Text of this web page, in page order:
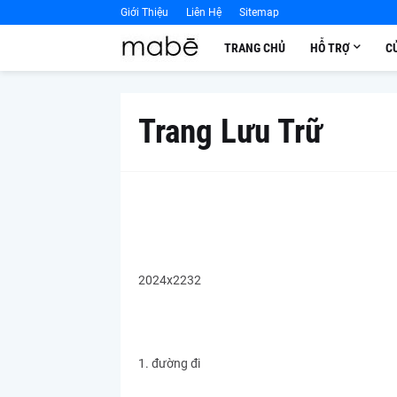
Giới Thiệu Liên Hệ Sitemap
TRANG CHỦ HỖ TRỢ
Trang Lưu Trữ
2024x2232
1. đường đi